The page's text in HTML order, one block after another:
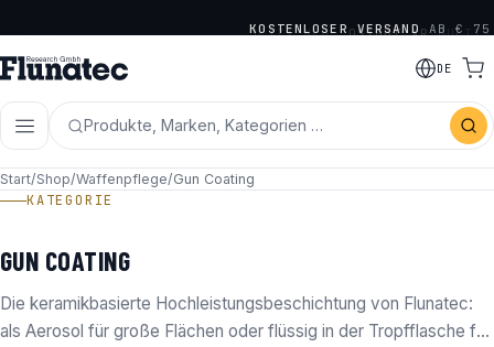
KOSTENLOSER VERSANDAB € 75
· OFFIZIELLER DISTRIBUTOR
VON OLIGHT, OSIGHT &
JETZT NEU: OSIGHT XRMULTI-
RETICLE SERIE DE
Produkte, Marken, Kategorien …
Start/Shop/Waffenpflege/Gun Coating
KATEGORIE
GUN COATING
Die keramikbasierte Hochleistungsbeschichtung von Flunatec:
als Aerosol für große Flächen oder flüssig in der Tropfflasche für